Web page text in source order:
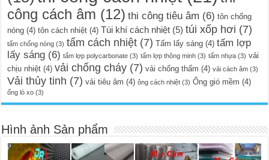
công cách âm (12) thi công tiêu âm (6) tôn chống
nóng (4) tôn cách nhiệt (4) Túi khí cách nhiệt (5) túi xốp hơi (7)
tấm chống nóng (3) tấm cách nhiệt (7) Tấm lấy sáng (4) tấm lợp
lấy sáng (6) tấm lợp polycarbonate (3) tấm lợp thông minh (3) tấm nhựa (3) vải
chịu nhiệt (4) vải chống cháy (7) vải chống thấm (4) vải cách âm (3)
Vải thủy tinh (7) vải tiêu âm (4) ông cách nhiệt (3) Ống gió mềm (4)
ống lò xo (3)
Hình ảnh Sản phẩm